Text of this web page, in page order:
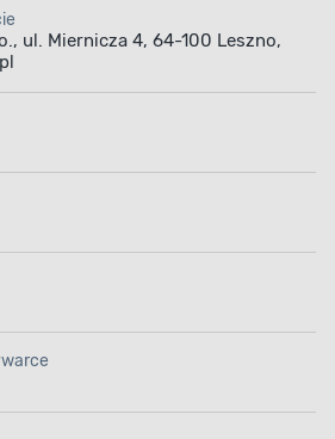
ul. Miernicza 4, 64-100 Leszno,